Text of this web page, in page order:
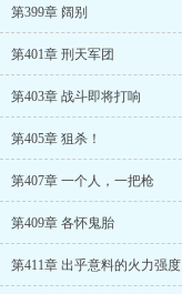
第399章 阔别
第401章 刑天军团
第403章 战斗即将打响
第405章 狙杀！
第407章 一个人，一把枪
第409章 各怀鬼胎
第411章 出乎意料的火力强度